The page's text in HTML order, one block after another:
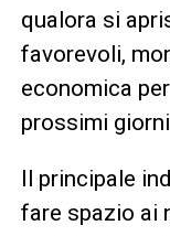
qualora si
favorevoli,
economica
prossimi
Il principale
fare spazio ai